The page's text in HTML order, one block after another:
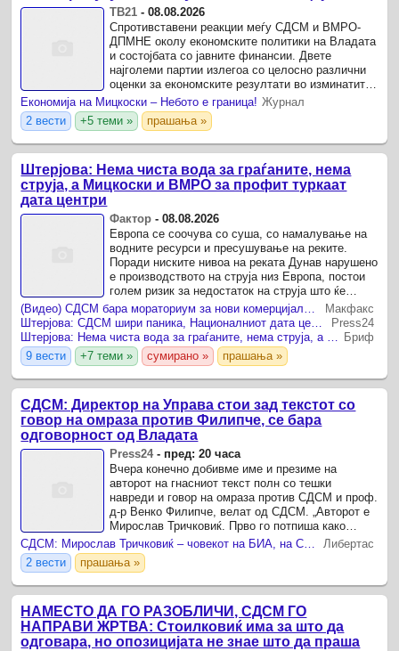
ТВ21 -08.08.2026
Спротивставени реакции меѓу СДСМ и ВМРО-
ДПМНЕ околу економските политики на Владата
и состојбата со јавните финансии. Двете
најголеми партии излегоа со целосно различни
оценки за економските резултати во изминатите
две години.
Економија на Мицкоски – Небото е граница! Журнал
2 вести
+5 теми » прашања »
Штерјова: Нема чиста вода за граѓаните, нема
струја, а Мицкоски и ВМРО за профит туркаат
дата центри
Фактор -08.08.2026
Европа се соочува со суша, со намалување на
водните ресурси и пресушување на реките.
Поради ниските нивоа на реката Дунав нарушено
е производството на струја низ Европа, постои
голем ризик за недостаток на струја што ќе
доведе до значително покачување на цените.
Макфакс
Press24
Бриф
9 вести
+7 теми » сумирано » прашања »
СДСМ: Директор на Управа стои зад текстот со
говор на омраза против Филипче, се бара
одговорност од Владата
Press24- пред: 20 часа
Вчера конечно добивме име и презиме на
авторот на гнасниот текст полн со тешки
навреди и говор на омраза против СДСМ и проф.
д-р Венко Филипче, велат од СДСМ. „Авторот е
Мирослав Тричковиќ. Прво го потпиша како
„Србите“. Вчера призна – тој лично бил.
СДСМ: Мирослав Тричковиќ – човекот на БИА, на Стоилковиќ и на Вучиќ, ја злоупотребува српската заедница
Либертас
2 вести
прашања »
НАМЕСТО ДА ГО РАЗОБЛИЧИ, СДСМ ГО
НАПРАВИ ЖРТВА: Стоилковиќ има за што да
одговара, но опозицијата не знае што да праша